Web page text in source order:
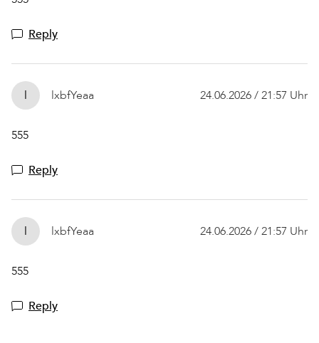
Reply
l lxbfYeaa 24.06.2026 / 21:57 Uhr
555
Reply
l lxbfYeaa 24.06.2026 / 21:57 Uhr
555
Reply